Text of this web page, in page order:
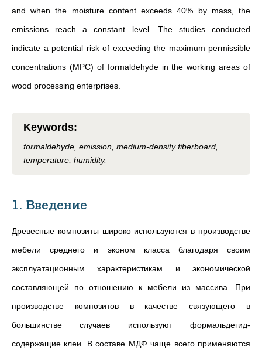
and when the moisture content exceeds 40% by mass, the
emissions reach a constant level. The studies conducted
indicate a potential risk of exceeding the maximum permissible
concentrations (MPC) of formaldehyde in the working areas of
wood processing enterprises.
Keywords:
formaldehyde, emission, medium-density fiberboard,
temperature, humidity.
1. Введение
Древесные композиты широко используются в производстве
мебели среднего и эконом класса благодаря своим
эксплуатационным характеристикам и экономической
составляющей по отношению к мебели из массива. При
производстве композитов в качестве связующего в
большинстве случаев используют формальдегид-
содержащие клеи. В составе МДФ чаще всего применяются